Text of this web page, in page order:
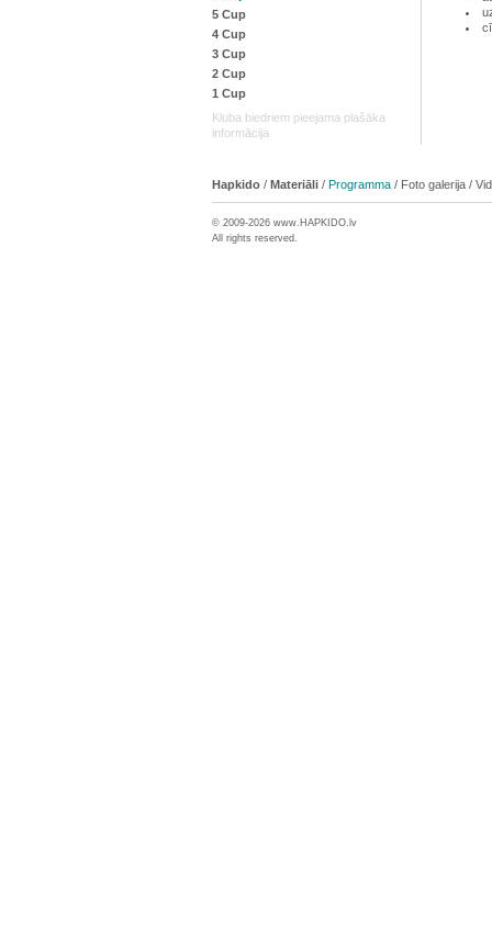
5 Cup
4 Cup
3 Cup
2 Cup
1 Cup
Kluba biedriem pieejama plašāka
informācija
Hapkido / Materiāli / Programma / Foto galerija /
© 2009-2026 www. HAPKIDO.lv
All rights reserved.